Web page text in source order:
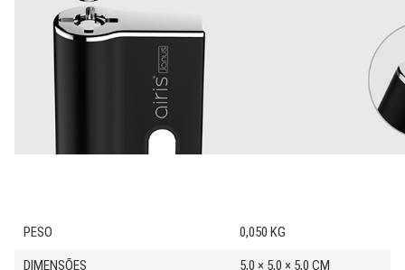
PESO 0,050 KG
DIMENSÕES 5,0 × 5,0 × 5,0 CM